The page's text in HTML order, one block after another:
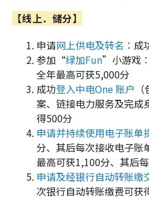
【线上．储分】
申请网上供电及转名 ︰
参加“绿加Fun”小游戏
全年最高可获5,000分
成功登入中电One 账户
案、链接电力服务及完成
得500分
申请并持续使用电子账单
分、其后每次接收电子账
最高可获1,100分、其后
申请及经银行自动转账缴
次银行自动转账缴费可获